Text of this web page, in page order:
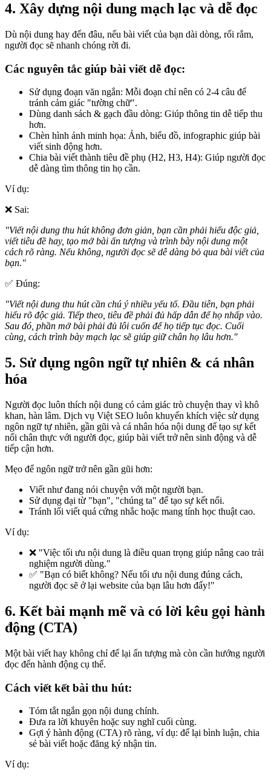
4. Xây dựng nội dung mạch lạc và dễ đọc
Dù nội dung hay đến đâu, nếu bài viết của bạn dài dòng, rối rắm,
người đọc sẽ nhanh chóng rời đi.
Các nguyên tắc giúp bài viết dễ đọc:
Sử dụng đoạn văn ngắn: Mỗi đoạn chỉ nên có 2-4 câu để
tránh cảm giác "tường chữ".
Dùng danh sách & gạch đầu dòng: Giúp thông tin dễ tiếp thu
hơn.
Chèn hình ảnh minh họa: Ảnh, biểu đồ, infographic giúp bài
viết sinh động hơn.
Chia bài viết thành tiêu đề phụ (H2, H3, H4): Giúp người đọc
dễ dàng tìm thông tin họ cần.
Ví dụ:
❌ Sai:
"Viết nội dung thu hút không đơn giản, bạn cần phải hiểu độc giả,
viết tiêu đề hay, tạo mở bài ấn tượng và trình bày nội dung một
cách rõ ràng. Nếu không, người đọc sẽ dễ dàng bỏ qua bài viết của
bạn."
✅ Đúng:
"Viết nội dung thu hút cần chú ý nhiều yếu tố. Đầu tiên, bạn phải
hiểu rõ độc giả. Tiếp theo, tiêu đề phải đủ hấp dẫn để họ nhấp vào.
Sau đó, phần mở bài phải đủ lôi cuốn để họ tiếp tục đọc. Cuối
cùng, cách trình bày mạch lạc sẽ giúp giữ chân họ lâu hơn."
5. Sử dụng ngôn ngữ tự nhiên & cá nhân
hóa
Người đọc luôn thích nội dung có cảm giác trò chuyện thay vì khô
khan, hàn lâm. Dịch vụ Việt SEO luôn khuyến khích việc sử dụng
ngôn ngữ tự nhiên, gần gũi và cá nhân hóa nội dung để tạo sự kết
nối chân thực với người đọc, giúp bài viết trở nên sinh động và dễ
tiếp cận hơn.
Mẹo để ngôn ngữ trở nên gần gũi hơn:
Viết như đang nói chuyện với một người bạn.
Sử dụng đại từ "bạn", "chúng ta" để tạo sự kết nối.
Tránh lối viết quá cứng nhắc hoặc mang tính học thuật cao.
Ví dụ:
❌ "Việc tối ưu nội dung là điều quan trọng giúp nâng cao trải
nghiệm người dùng."
✅ "Bạn có biết không? Nếu tối ưu nội dung đúng cách,
người đọc sẽ ở lại website của bạn lâu hơn đấy!"
6. Kết bài mạnh mẽ và có lời kêu gọi hành
động (CTA)
Một bài viết hay không chỉ để lại ấn tượng mà còn cần hướng người
đọc đến hành động cụ thể.
Cách viết kết bài thu hút:
Tóm tắt ngắn gọn nội dung chính.
Đưa ra lời khuyên hoặc suy nghĩ cuối cùng.
Gợi ý hành động (CTA) rõ ràng, ví dụ: để lại bình luận, chia
sẻ bài viết hoặc đăng ký nhận tin.
Ví dụ: